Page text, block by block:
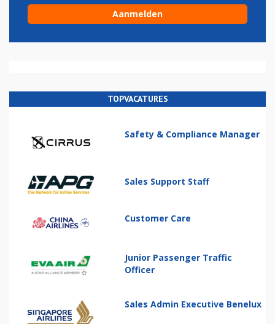
TOPVACATURES
Safety & Compliance Manager
Sales Support Staff
Customer Care
Junior Passenger Traffic
Officer
Sales Admin Executive Benelux